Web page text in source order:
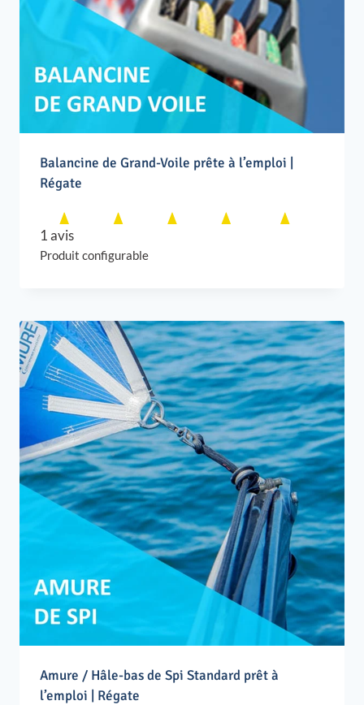
Balancine de Grand-Voile prête à l’emploi |
Régate
1 avis
Produit configurable
Amure / Hâle-bas de Spi Standard prêt à
l’emploi | Régate